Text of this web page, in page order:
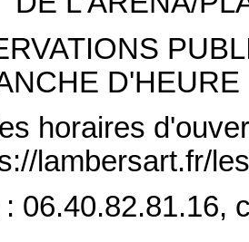
horaires
lambersart.fr/
: 06.40.82.81.16,